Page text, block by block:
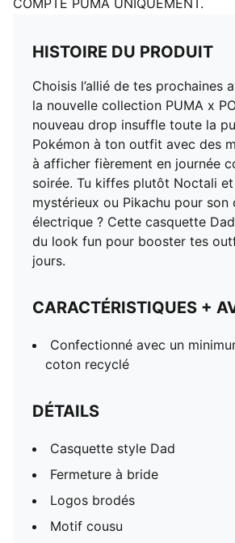
COMPTE PUMA UNIQUEMENT.
HISTOIRE DU PRODUIT
Choisis l’allié de tes prochaines
la nouvelle collection PUMA x
nouveau drop insuffle toute la
Pokémon à ton outfit avec des
à afficher fièrement en journée
soirée. Tu kiffes plutôt Noctali
mystérieux ou Pikachu pour son
électrique ? Cette casquette
du look fun pour booster tes
jours.
CARACTÉRISTIQUES +
Confectionné avec un
coton recyclé
DÉTAILS
Casquette style Dad
Fermeture à bride
Logos brodés
Motif cousu